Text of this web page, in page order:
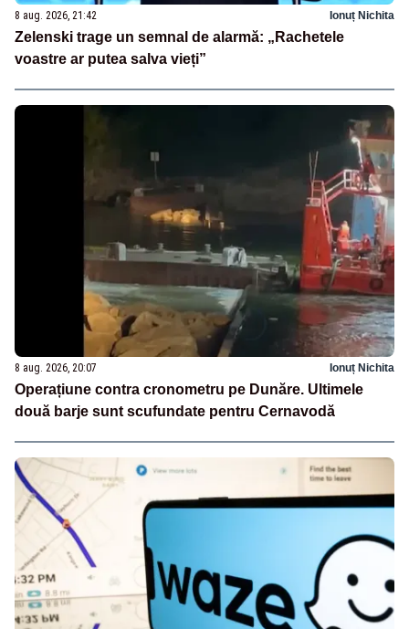
8 aug. 2026, 21:42 Ionuț Nichita
Zelenski trage un semnal de alarmă: „Rachetele
voastre ar putea salva vieți”
8 aug. 2026, 20:07 Ionuț Nichita
Operațiune contra cronometru pe Dunăre. Ultimele
două barje sunt scufundate pentru Cernavodă